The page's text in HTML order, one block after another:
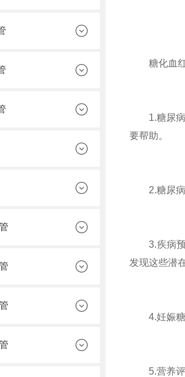
糖化血红
1.糖尿病
要帮助。
2.糖尿病疗
3.疾病预
发现这些潜
4.妊娠糖尿
5.营养评